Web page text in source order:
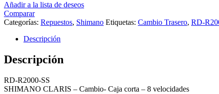
Añadir a la lista de deseos
Comparar
Categorías: Repuestos, Shimano Etiquetas: Cambio Trasero, RD-
Descripción
Descripción
RD-R2000-SS
SHIMANO CLARIS – Cambio- Caja corta – 8 velocidades